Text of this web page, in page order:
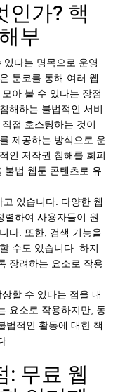
인가? 핵
부
다는 명목으로 운영
툰코를 통해 여러 웹
아 볼 수 있다는 장점
해하는 불법적인 서비
접 호스팅하는 것이
제공하는 방식으로 운
인 저작권 침해를 회피
불법 웹툰 콘텐츠로 유
있습니다. 다양한 웹
렬하여 사용자들이 원
다. 또한, 검색 기능을
수도 있습니다. 하지
장려하는 요소로 작용
할 수 있다는 점을 내
요소로 작용하지만, 동
법적인 활동에 대한 책
.
: 무료 웹